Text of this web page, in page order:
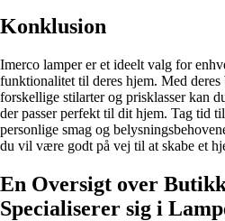
Konklusion
Imerco lamper er et ideelt valg for
funktionalitet til deres hjem. Med
forskellige stilarter og prisklasser kan
der passer perfekt til dit hjem. Tag tid
personlige smag og
du vil være godt på vej til at skabe et
En Oversigt over
Specialiserer sig i